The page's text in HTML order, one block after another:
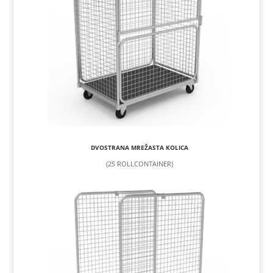
DVOSTRANA MREŽASTA KOLICA
(2S ROLLCONTAINER)